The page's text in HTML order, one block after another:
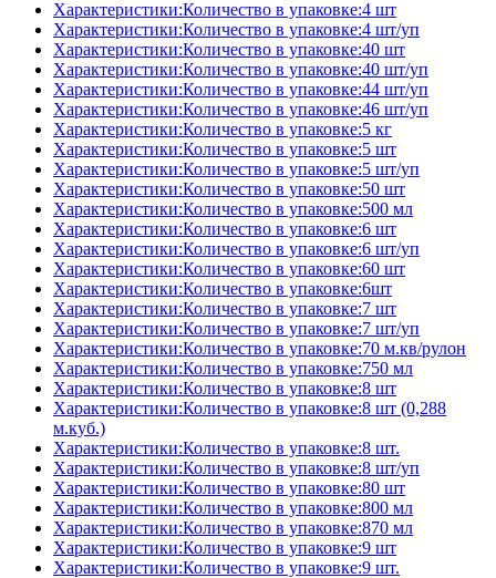
Характеристики:Количество в упаковке:4 шт
Характеристики:Количество в упаковке:4 шт/уп
Характеристики:Количество в упаковке:40 шт
Характеристики:Количество в упаковке:40 шт/уп
Характеристики:Количество в упаковке:44 шт/уп
Характеристики:Количество в упаковке:46 шт/уп
Характеристики:Количество в упаковке:5 кг
Характеристики:Количество в упаковке:5 шт
Характеристики:Количество в упаковке:5 шт/уп
Характеристики:Количество в упаковке:50 шт
Характеристики:Количество в упаковке:500 мл
Характеристики:Количество в упаковке:6 шт
Характеристики:Количество в упаковке:6 шт/уп
Характеристики:Количество в упаковке:60 шт
Характеристики:Количество в упаковке:6шт
Характеристики:Количество в упаковке:7 шт
Характеристики:Количество в упаковке:7 шт/уп
Характеристики:Количество в упаковке:70 м.кв/рулон
Характеристики:Количество в упаковке:750 мл
Характеристики:Количество в упаковке:8 шт
Характеристики:Количество в упаковке:8 шт (0,288
м.куб.)
Характеристики:Количество в упаковке:8 шт.
Характеристики:Количество в упаковке:8 шт/уп
Характеристики:Количество в упаковке:80 шт
Характеристики:Количество в упаковке:800 мл
Характеристики:Количество в упаковке:870 мл
Характеристики:Количество в упаковке:9 шт
Характеристики:Количество в упаковке:9 шт.